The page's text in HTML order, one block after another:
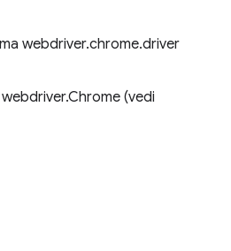
webdriver.chrome.driver
(vedi